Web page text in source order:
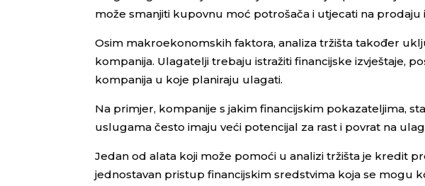
može smanjiti kupovnu moć potrošača i utjecati na
Osim makroekonomskih faktora, analiza tržišta također
kompanija. Ulagatelji trebaju istražiti financijske izvještaje,
kompanija u koje planiraju ulagati.
Na primjer, kompanije s jakim financijskim pokazateljima,
uslugama često imaju veći potencijal za rast i povrat na
Jedan od alata koji može pomoći u analizi tržišta je kredit
jednostavan pristup financijskim sredstvima koja se mogu